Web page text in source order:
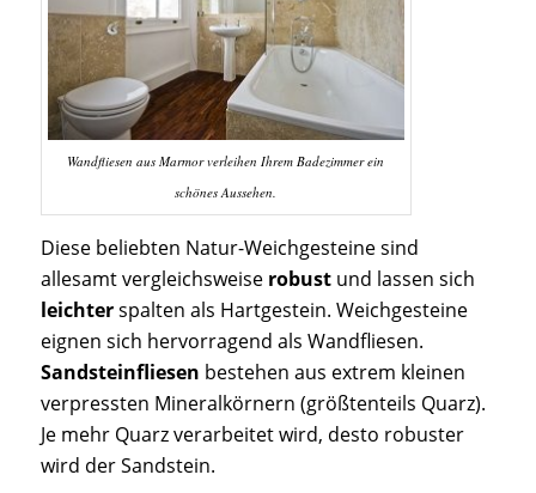
Wandfliesen aus Marmor verleihen Ihrem Badezimmer ein
schönes Aussehen.
Diese beliebten Natur-Weichgesteine sind
allesamt vergleichsweise robustund lassen sich
leichterspalten als Hartgestein. Weichgesteine
eignen sich hervorragend als Wandfliesen.
Sandsteinfliesen bestehen aus extrem kleinen
verpressten Mineralkörnern (größtenteils Quarz).
Je mehr Quarz verarbeitet wird, desto robuster
wird der Sandstein.